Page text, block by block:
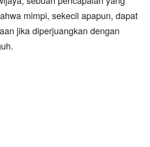
mimpi, sekecil apapun, dapat
jika diperjuangkan dengan